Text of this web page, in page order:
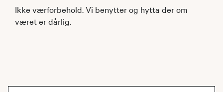
Ikke værforbehold. Vi benytter og hytta der om
været er dårlig.